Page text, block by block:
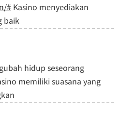
# Kasino menyediakan
baik
hidup seseorang
memiliki suasana yang